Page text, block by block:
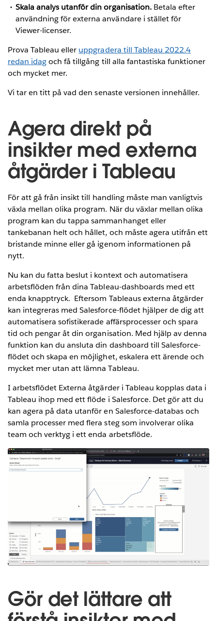
Skala analys utanför din organisation. Betala efter
användning för externa användare i stället för
Viewer-licenser.
Prova Tableau eller uppgradera till Tableau 2022.4
redan idagoch få tillgång till alla fantastiska funktioner
och mycket mer.
Vi tar en titt på vad den senaste versionen innehåller.
Agera direkt på
insikter med externa
åtgärder i Tableau
För att gå från insikt till handling måste man vanligtvis
växla mellan olika program. När du växlar mellan olika
program kan du tappa sammanhanget eller
tankebanan helt och hållet, och måste agera utifrån ett
bristande minne eller gå igenom informationen på
nytt.
Nu kan du fatta beslut i kontext och automatisera
arbetsflöden från dina Tableau-dashboards med ett
enda knapptryck. Eftersom Tableaus externa åtgärder
kan integreras med Salesforce-flödet hjälper de dig att
automatisera sofistikerade affärsprocesser och spara
tid och pengar åt din organisation. Med hjälp av denna
funktion kan du ansluta din dashboard till Salesforce-
flödet och skapa en möjlighet, eskalera ett ärende och
mycket mer utan att lämna Tableau.
I arbetsflödet Externa åtgärder i Tableau kopplas data i
Tableau ihop med ett flöde i Salesforce. Det gör att du
kan agera på data utanför en Salesforce-databas och
samla processer med flera steg som involverar olika
team och verktyg i ett enda arbetsflöde.
Gör det lättare att